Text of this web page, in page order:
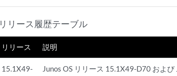
リリース履歴テーブル
リリース 説明
15.1X49-
Junos OS リリース 15.1X49-D70 およ